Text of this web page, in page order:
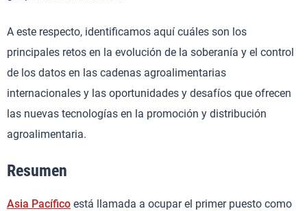
A este respecto, identificamos aquí cuáles son los
principales retos en la evolución de la soberanía y el control
de los datos en las cadenas agroalimentarias
internacionales y las oportunidades y desafíos que ofrecen
las nuevas tecnologías en la promoción y distribución
agroalimentaria.
Resumen
Asia Pacífico está llamada a ocupar el primer puesto como